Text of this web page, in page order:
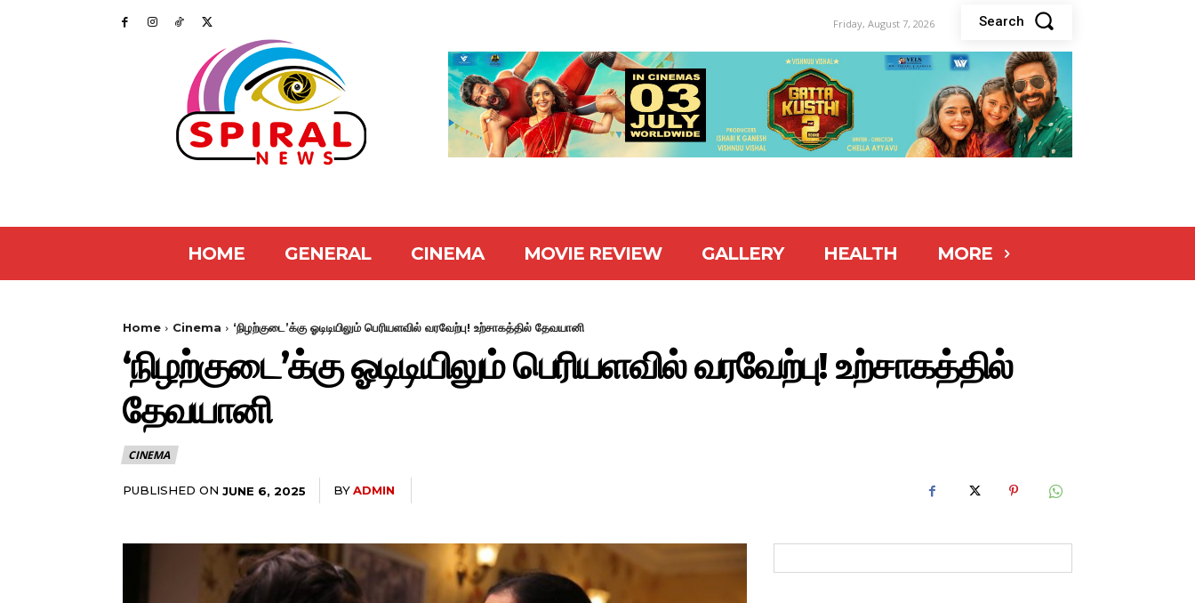
Friday, August 7, 2026 Search
HOME GENERAL CINEMA MOVIE REVIEW GALLERY HEALTH MORE
Home Cinema ‘நிழற்குடை’க்கு ஓடிடியிலும் பெரியளவில் வரவேற்பு! உற்சாகத்தில் தேவயானி
‘நிழற்குடை’க்கு ஓடிடியிலும் பெரியளவில் வரவேற்பு! உற்சாகத்தில்
தேவயானி
CINEMA
PUBLISHED ON JUNE 6, 2025 BYADMIN